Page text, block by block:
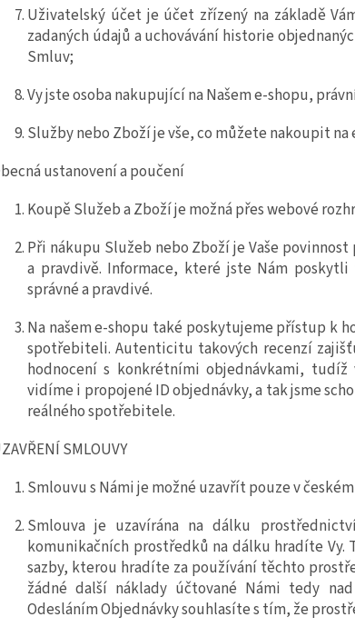
Uživatelský účetje účet zřízený na základě
zadaných údajů a uchovávání historie
Smluv;
Vyjste osoba nakupující na Našeme-shopu,
Službynebo Zbožíje vše, co můžete nakoupit na
ustanovení a poučení
Koupě Služeb a Zboží je možná přes webové
Při nákupu Služeb nebo Zboží je Vaše
a pravdivě. Informace, které jste Nám
správné a pravdivé.
Na našeme-shopu také poskytujeme přístup k
spotřebiteli. Autenticitu takových recenzí
hodnocení s konkrétními objednávkami,
vidíme i propojené ID objednávky, a tak jsme
reálného spotřebitele.
SMLOUVY
Smlouvu s Námi je možné uzavřít pouze v
Smlouva je uzavírána na dálku
komunikačních prostředků na dálku hradíte Vy.
sazby, kterou hradíte za používání těchto
žádné další náklady účtované Námi tedy
Odesláním Objednávky souhlasíte s tím, že